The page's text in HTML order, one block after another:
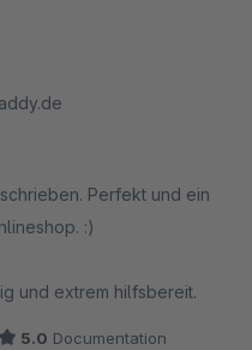
Dokumentation braucht
Perfekt und ein
:)
und extrem hilfsbereit.
5.0 Documentation